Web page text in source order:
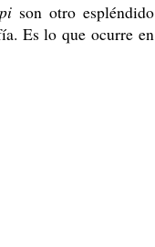
son otro espléndido
Es lo que ocurre en